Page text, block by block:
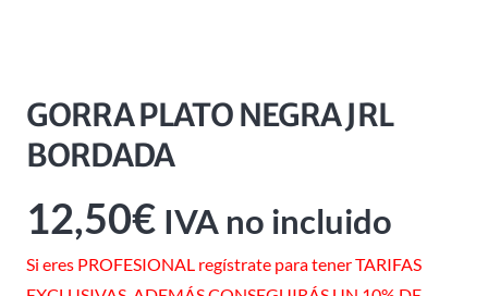
GORRA PLATO NEGRA JRL
BORDADA
12,50€ IVA no incluido
Si eres PROFESIONAL regístrate para tener TARIFAS